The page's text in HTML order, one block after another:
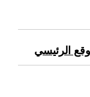
الرئيسي